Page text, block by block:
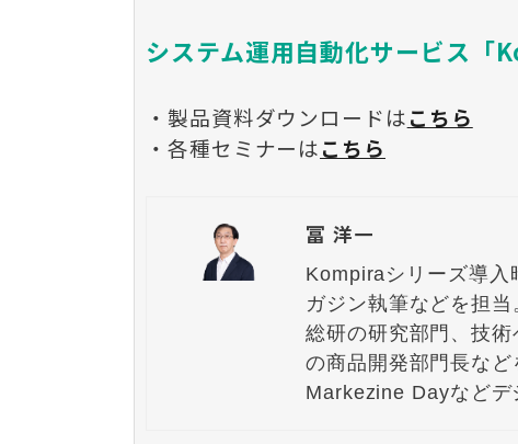
システム運用自動化サービス「
・製品資料ダウンロードはこちら
・各種セミナーはこちら
冨 洋一
Kompiraシリーズ導入
ガジン執筆などを担当
総研の研究部門、技
の商品開発部門長など
Markezine Dayなどデ